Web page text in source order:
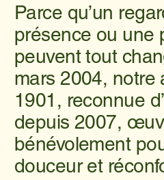
Parce qu’un
présence ou une
peuvent tout
mars 2004, notre
1901, reconnue
depuis 2007,
bénévolement
douceur et